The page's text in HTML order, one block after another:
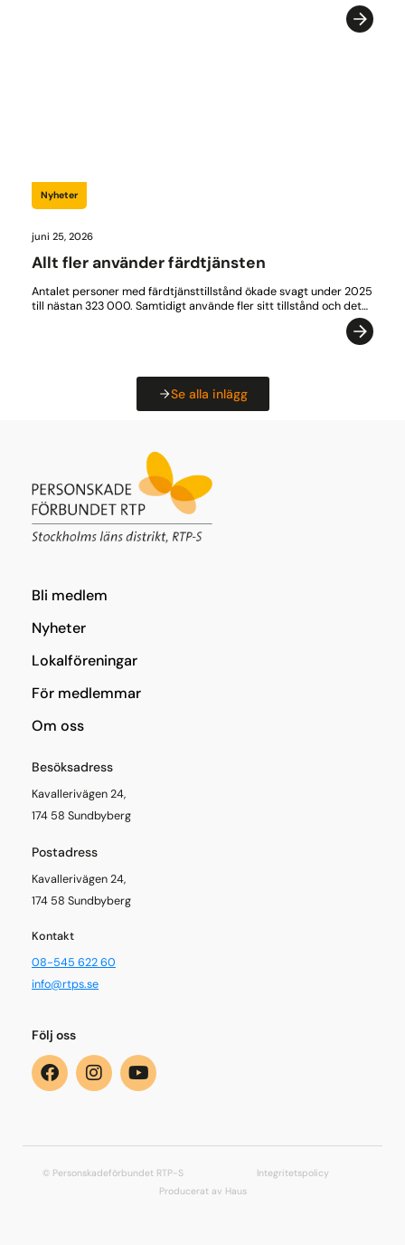
Nyheter
juni 25, 2026
Allt fler använder färdtjänsten
Antalet personer med färdtjänsttillstånd ökade svagt under 2025
till nästan 323 000. Samtidigt använde fler sitt tillstånd och det…
Se alla inlägg
Bli medlem
Nyheter
Lokalföreningar
För medlemmar
Om oss
Besöksadress
Kavallerivägen 24,
174 58 Sundbyberg
Postadress
Kavallerivägen 24,
174 58 Sundbyberg
Kontakt
08-545 622 60
info@rtps.se
Följ oss
© Personskadeförbundet RTP-S
Integritetspolicy
Producerat av Haus